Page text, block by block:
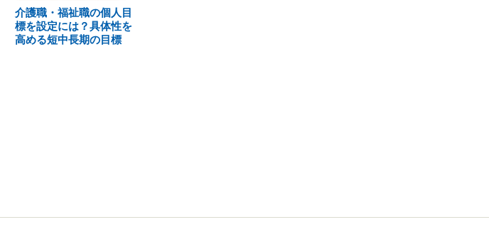
介護職・福祉職の個人目
標を設定には？具体性を
高める短中長期の目標